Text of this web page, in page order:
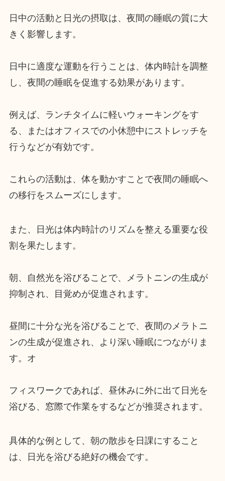
日中の活動と日光の摂取は、夜間の睡眠の質に大
きく影響します。
日中に適度な運動を行うことは、体内時計を調整
し、夜間の睡眠を促進する効果があります。
例えば、ランチタイムに軽いウォーキングをす
る、またはオフィスでの小休憩中にストレッチを
行うなどが有効です。
これらの活動は、体を動かすことで夜間の睡眠へ
の移行をスムーズにします。
また、日光は体内時計のリズムを整える重要な役
割を果たします。
朝、自然光を浴びることで、メラトニンの生成が
抑制され、目覚めが促進されます。
昼間に十分な光を浴びることで、夜間のメラトニ
ンの生成が促進され、より深い睡眠につながりま
す。オ
フィスワークであれば、昼休みに外に出て日光を
浴びる、窓際で作業をするなどが推奨されます。
具体的な例として、朝の散歩を日課にすること
は、日光を浴びる絶好の機会です。